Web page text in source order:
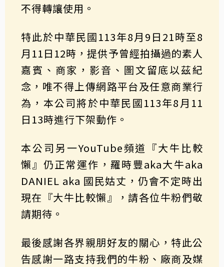
不得轉讓使用。
特此於中華民國113年8月9日21時至8
月11日12時，提供予曾經拍攝過的素人
嘉賓、商家，影音、圖文留底以茲紀
念，唯不得上傳網路平台及任意商業行
為，本公司將於中華民國113年8月11
日13時進行下架動作。
本公司另一YouTube頻道『大牛比較
懶』仍正常運作，羅時豐aka大牛aka
DANIEL aka 國民姑丈，仍會不定時出
現在『大牛比較懶』，請各位牛粉們敬
請期待。
最後感謝各界親朋好友的關心，特此公
告感謝一路支持我們的牛粉、廠商及媒